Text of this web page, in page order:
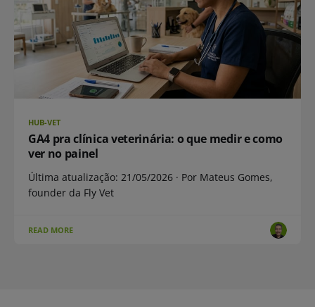
HUB-VET
GA4 pra clínica veterinária: o que medir e como
ver no painel
Última atualização: 21/05/2026 · Por Mateus Gomes,
founder da Fly Vet
READ MORE